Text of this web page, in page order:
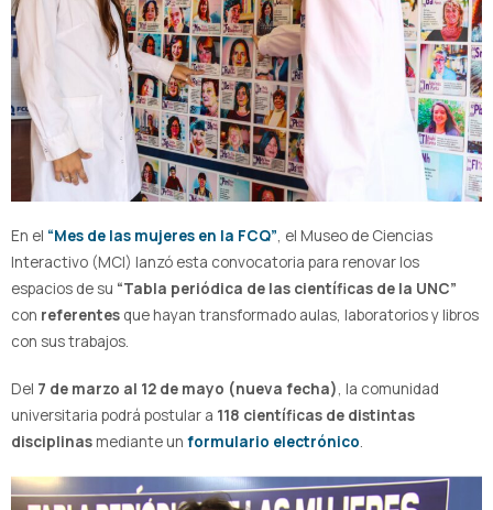
En el “Mes de las mujeres en la FCQ”, el Museo de Ciencias
Interactivo (MCI) lanzó esta convocatoria para renovar los
espacios de su “Tabla periódica de las científicas de la UNC”
con referentes que hayan transformado aulas, laboratorios y libros
con sus trabajos.
Del 7 de marzo al 12 de mayo (nueva fecha), la comunidad
universitaria podrá postular a 118 científicas de distintas
disciplinas mediante un formulario electrónico.